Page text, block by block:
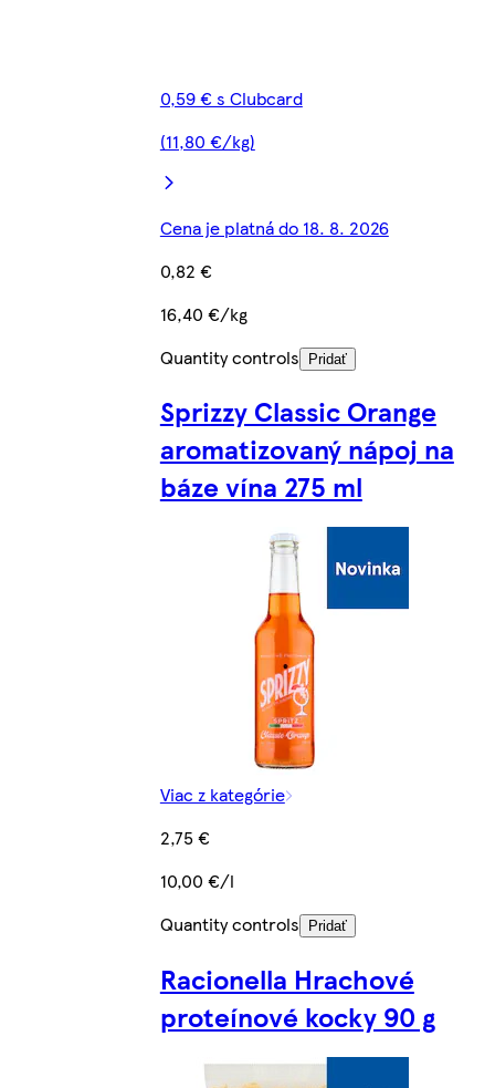
0,59 € s Clubcard
(11,80 €/kg)
Cena je platná do 18. 8. 2026
0,82 €
16,40 €/kg
Quantity controls
Pridať
Sprizzy Classic Orange
aromatizovaný nápoj na
báze vína 275 ml
Viac z kategórie
2,75 €
10,00 €/l
Quantity controls
Pridať
Racionella Hrachové
proteínové kocky 90 g